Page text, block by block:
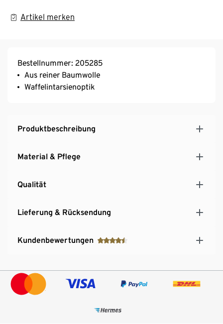
Artikel merken
Bestellnummer: 205285
Aus reiner Baumwolle
Waffelintarsienoptik
Produktbeschreibung
Material & Pflege
Qualität
Lieferung & Rücksendung
Kundenbewertungen